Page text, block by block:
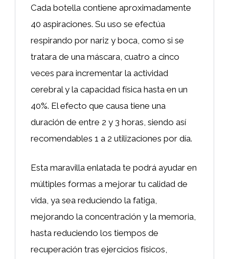
Cada botella contiene aproximadamente
40 aspiraciones. Su uso se efectúa
respirando por nariz y boca, como si se
tratara de una máscara, cuatro a cinco
veces para incrementar la actividad
cerebral y la capacidad física hasta en un
40%. El efecto que causa tiene una
duración de entre 2 y 3 horas, siendo así
recomendables 1 a 2 utilizaciones por día.
Esta maravilla enlatada te podrá ayudar en
múltiples formas a mejorar tu calidad de
vida, ya sea reduciendo la fatiga,
mejorando la concentración y la memoria,
hasta reduciendo los tiempos de
recuperación tras ejercicios físicos,